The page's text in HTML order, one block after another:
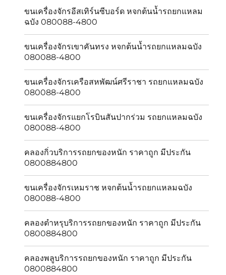
ขนเครื่องจักรอีสเทิร์นซีบอร์ด หจกต้นน้ำรถยกแหลม
ฉบัง 080088-4800
ขนเครื่องจักรเขาคันทรง หจกต้นน้ำรถยกแหลมฉบัง
080088-4800
ขนเครื่องจักรเครือสหพัฒน์ศรีราชา รถยกแหลมฉบัง
080088-4800
ขนเครื่องจักรแยกโรบินสันปากร่วม รถยกแหลมฉบัง
080088-4800
คลองกิ่วบริการรถยกของหนัก ราคาถูก มีประกัน
0800884800
ขนเครื่องจักรเหมราช หจกต้นน้ำรถยกแหลมฉบัง
080088-4800
คลองตำหรุบริการรถยกของหนัก ราคาถูก มีประกัน
0800884800
คลองพลูบริการรถยกของหนัก ราคาถูก มีประกัน
0800884800